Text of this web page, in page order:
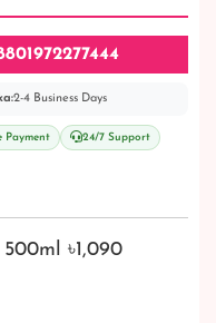
8801972277444
2-4 Business Days
Payment 24/7 Support
৳1,090